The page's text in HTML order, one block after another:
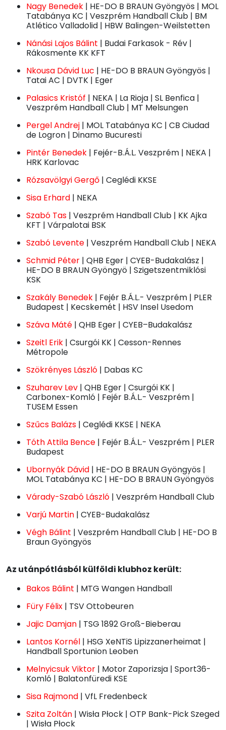
Nagy Benedek | HE-DO B BRAUN Gyöngyös | MOL
Tatabánya KC | Veszprém Handball Club | BM
Atlético Valladolid | HBW Balingen-Weilstetten
Nánási Lajos Bálint | Budai Farkasok - Rév |
Rákosmente KK KFT
Nkousa Dávid Luc | HE-DO B BRAUN Gyöngyös |
Tatai AC | DVTK | Eger
Palasics Kristóf | NEKA | La Rioja | SL Benfica |
Veszprém Handball Club | MT Melsungen
Pergel Andrej | MOL Tatabánya KC | CB Ciudad
de Logron | Dinamo Bucuresti
Pintér Benedek | Fejér-B.Á.L. Veszprém | NEKA |
HRK Karlovac
Rózsavölgyi Gergő | Ceglédi KKSE
Sisa Erhard | NEKA
Szabó Tas | Veszprém Handball Club | KK Ajka
KFT | Várpalotai BSK
Szabó Levente | Veszprém Handball Club | NEKA
Schmid Péter | QHB Eger | CYEB-Budakalász |
HE-DO B BRAUN Gyöngyö | Szigetszentmiklósi
KSK
Szakály Benedek | Fejér B.Á.L.- Veszprém | PLER
Budapest | Kecskemét | HSV Insel Usedom
Száva Máté | QHB Eger | CYEB–Budakalász
Szeitl Erik | Csurgói KK | Cesson-Rennes
Métropole
Szökrényes László | Dabas KC
Szuharev Lev | QHB Eger | Csurgói KK |
Carbonex-Komló | Fejér B.Á.L.- Veszprém |
TUSEM Essen
Szűcs Balázs | Ceglédi KKSE | NEKA
Tóth Attila Bence | Fejér B.Á.L.- Veszprém | PLER
Budapest
Ubornyák Dávid | HE-DO B BRAUN Gyöngyös |
MOL Tatabánya KC | HE-DO B BRAUN Gyöngyös
Várady-Szabó László | Veszprém Handball Club
Varjú Martin | CYEB-Budakalász
Végh Bálint | Veszprém Handball Club | HE-DO B
Braun Gyöngyös
Az utánpótlásból külföldi klubhoz került:
Bakos Bálint | MTG Wangen Handball
Füry Félix | TSV Ottobeuren
Jajic Damjan | TSG 1892 Groß-Bieberau
Lantos Kornél | HSG XeNTiS Lipizzanerheimat |
Handball Sportunion Leoben
Melnyicsuk Viktor | Motor Zaporizsja | Sport36-
Komló | Balatonfüredi KSE
Sisa Rajmond | VfL Fredenbeck
Szita Zoltán | Wisła Płock | OTP Bank-Pick Szeged
| Wisła Płock